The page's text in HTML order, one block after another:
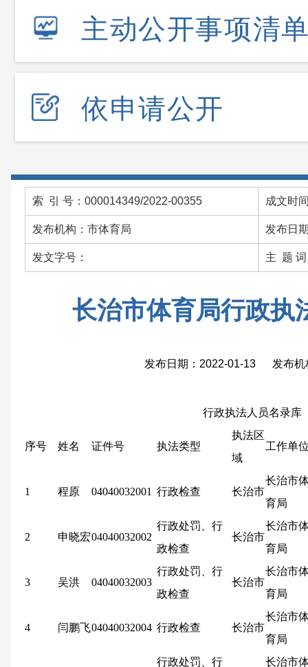
主动公开事项清
依申请公开
索 引 号：000014349/2022-00355 成文时
发布机构：市体育局 发布日
发文字号： 主 题 词
长治市体育局行政执
发布日期：2022-01-13 发布机
行政执法人员名录库
序号 姓名 证件号 执法类型
执法区
域
工作单
1 程原 04040032001 行政检查 长治市
长治市
育局
2 申晓宏04040032002
行政处罚、行
政检查
长治市
长治市
育局
3 吴洪 04040032003
行政处罚、行
政检查
长治市
长治市
育局
4 闫鹏飞04040032004 行政检查 长治市
长治市
育局
行政处罚、行
长治市